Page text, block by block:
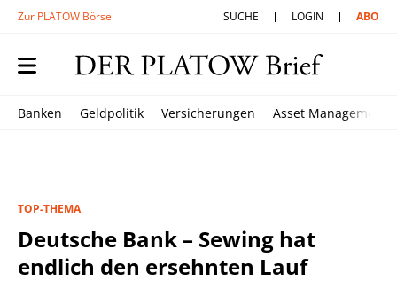
Zur PLATOW Börse SUCHE LOGIN ABO
Banken Geldpolitik Versicherungen Asset Management
TOP-THEMA
Deutsche Bank – Sewing hat
endlich den ersehnten Lauf